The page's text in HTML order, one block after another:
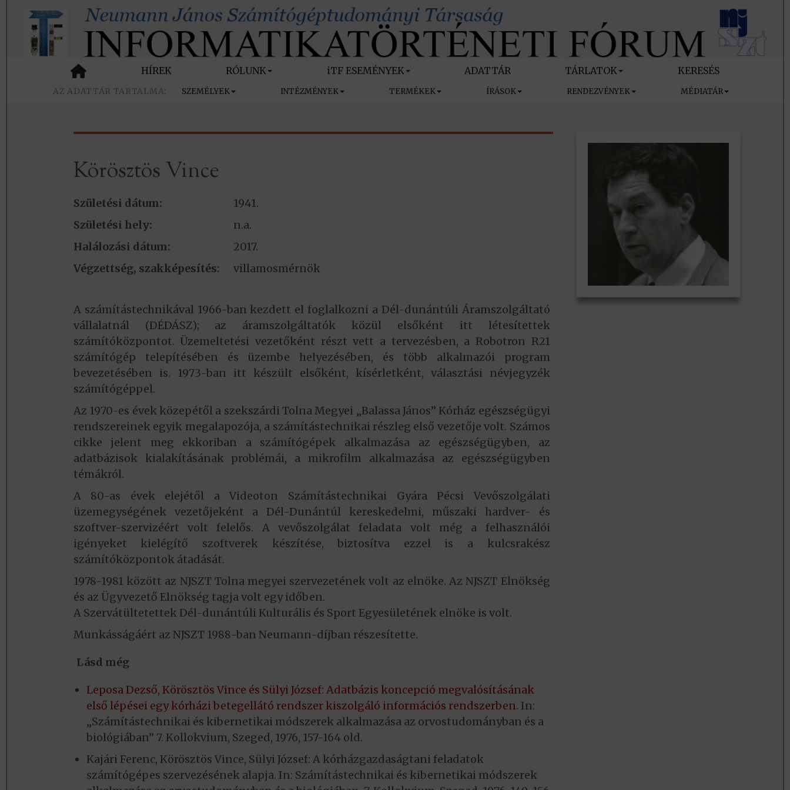
HÍREK RÓLUNK iTF ESEMÉNYEK ADATTÁR TÁRLATOK KERESÉS
SZEMÉLYEK INTÉZMÉNYEK TERMÉKEK ÍRÁSOK RENDEZVÉNYEK MÉDIATÁR
Körösztös Vince
Születési dátum:
1941.
Születési hely:
n.a.
Halálozási dátum:
2017.
Végzettség, szakképesítés:
villamosmérnök
A számítástechnikával 1966-ban kezdett el foglalkozni a Dél-dunántúli Áramszolgáltató
vállalatnál (DÉDÁSZ); az áramszolgáltatók közül elsőként itt létesítettek
számítóközpontot. Üzemeltetési vezetőként részt vett a tervezésben, a Robotron R21
számítógép telepítésében és üzembe helyezésében, és több alkalmazói program
bevezetésében is. 1973-ban itt készült elsőként, kísérletként, választási névjegyzék
számítógéppel.
Az 1970-es évek közepétől a szekszárdi Tolna Megyei „Balassa János” Kórház egészségügyi
rendszereinek egyik megalapozója, a számítástechnikai részleg első vezetője volt. Számos
cikke jelent meg ekkoriban a számítógépek alkalmazása az egészségügyben, az
adatbázisok kialakításának problémái, a mikrofilm alkalmazása az egészségügyben
témákról.
A 80-as évek elejétől a Videoton Számítástechnikai Gyára Pécsi Vevőszolgálati
üzemegységének vezetőjeként a Dél-Dunántúl kereskedelmi, műszaki hardver- és
szoftver-szervizéért volt felelős. A vevőszolgálat feladata volt még a felhasználói
igényeket kielégítő szoftverek készítése, biztosítva ezzel is a kulcsrakész
számítóközpontok átadását.
1978-1981 között az NJSZT Tolna megyei szervezetének volt az elnöke. Az NJSZT Elnökség
és az Ügyvezető Elnökség tagja volt egy időben.
A Szervátültetettek Dél-dunántúli Kulturális és Sport Egyesületének elnöke is volt.
Munkásságáért az NJSZT 1988-ban Neumann-díjban részesítette.
Lásd még
Leposa Dezső, Körösztös Vince és Sülyi József: Adatbázis koncepció megvalósításának
első lépései egy kórházi betegellátó rendszer kiszolgáló információs rendszerben. In:
„Számítástechnikai és kibernetikai módszerek alkalmazása az orvostudományban és a
biológiában” 7. Kollokvium, Szeged, 1976, 157-164 old.
Kajári Ferenc, Körösztös Vince, Sülyi József: A kórházgazdaságtani feladatok
számítógépes szervezésének alapja. In: Számítástechnikai és kibernetikai módszerek